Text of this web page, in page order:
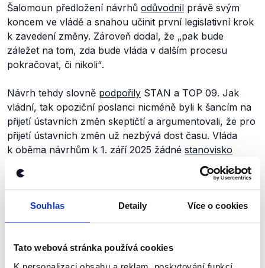
Souhlas Detaily Více o cookies
Tato webová stránka používá cookies
Šalomoun předložení návrhů odůvodnil právě svým
koncem ve vládě a snahou učinit první legislativní krok
k zavedení změny. Zároveň dodal, že „pak bude
záležet na tom, zda bude vláda v dalším procesu
pokračovat, či nikoli“.
Návrh tehdy slovně podpořily STAN a TOP 09. Jak
vládní, tak opoziční poslanci nicméně byli k šancím na
přijetí ústavních změn skeptičtí a argumentovali, že pro
přijetí ústavních změn už nezbývá dost času. Vláda
k oběma návrhům k 1. září 2025 žádné stanovisko
a ani jeden návrh se nedostal do Poslanecké
sněmovny.
prosinci 2024 Ústavya zákonao Nejvyšším
kontrolním úřadu, které by pravomoci NKÚ rozšířily
4 z 18). Zatímco k úpravě Ústavy vláda v lednu 2025
zaujala neutrální stanovisko (.pdf), návrh na změnu